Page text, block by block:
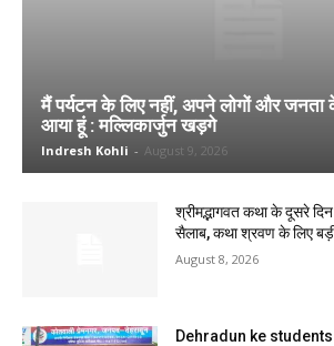
मैं पर्यटन के लिए नहीं, अपने लोगों और जनता
आया हूं : मल्लिकार्जुन खड़गे
Indresh Kohli - August 9, 2026
श्रीमद्भागवत कथा के दूसरे
सैलाब, कथा श्रवण के लिए
August 8, 2026
Dehradun ke students